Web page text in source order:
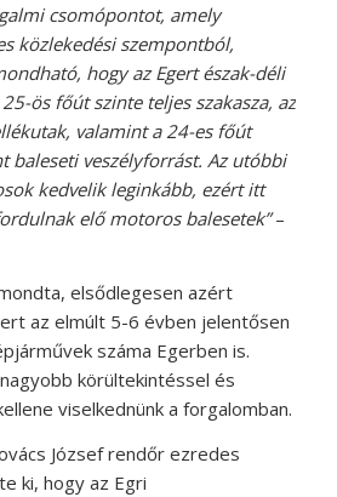
csomópontot, amely
közlekedési szempontból,
hogy az Egert észak-déli
ös főút szinte teljes szakasza, az
valamint a 24-es főút
baleseti veszélyforrást. Az utóbbi
kedvelik leginkább, ezért itt
elő motoros balesetek”–
elsődlegesen azért
az elmúlt 5-6 évben jelentősen
száma Egerben is.
körültekintéssel és
viselkednünk a forgalomban.
József rendőr ezredes
ki, hogy az Egri